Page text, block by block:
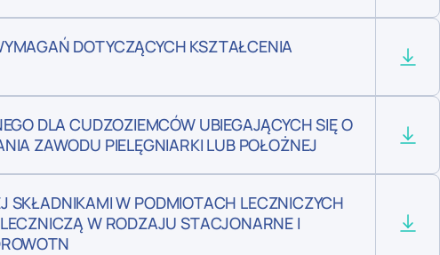
DOTYCZĄCYCH KSZTAŁCENIA
DLA CUDZOZIEMCÓW UBIEGAJĄCYCH SIĘ O
ZAWODU PIELĘGNIARKI LUB POŁOŻNEJ
SKŁADNIKAMI W PODMIOTACH LECZNICZYCH
W RODZAJU STACJONARNE I